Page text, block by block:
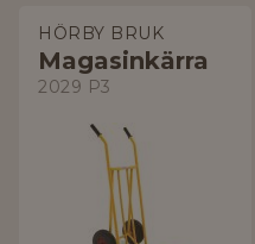
HÖRBY BRUK
Magasinkärra
2029 P3